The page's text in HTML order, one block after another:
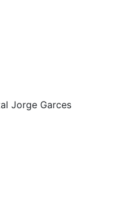
Jorge Garces